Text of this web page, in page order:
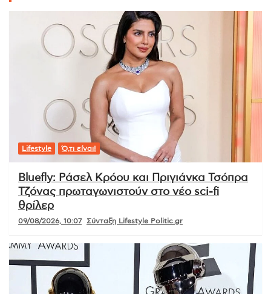
Lifestyle Ό,τι είναι!
Bluefly: Ράσελ Κρόου και Πριγιάνκα Τσόπρα
Τζόνας πρωταγωνιστούν στο νέο sci-fi
θρίλερ
09/08/2026, 10:07 Σύνταξη Lifestyle Politic.gr